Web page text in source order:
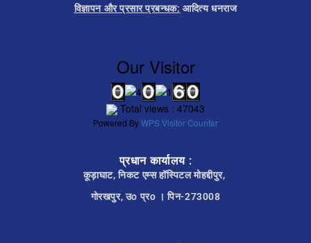
विज्ञापन और प्रसार प्रबन्धक: आदित्य धनराज
Our Visitor
Total views : 47043
Powered ByWPS Visitor Counter
प्रधान कार्यालय :
कूड़ाघाट, निकट एम्स हॉस्पिटल मोहद्दीपुर,
गोरखपुर, उo प्रo । पिन-273008